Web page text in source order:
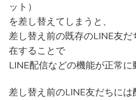
ット）
を差し替えてしまうと、
差し替え前の既存のLINE友
在することで
LINE配信などの機能が正常に
差し替え前のLINE友だちに